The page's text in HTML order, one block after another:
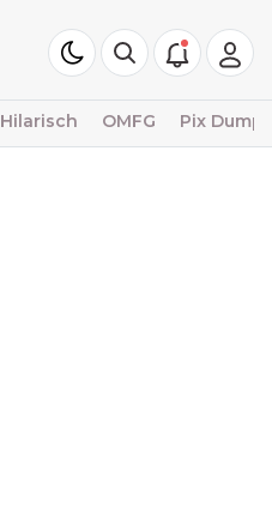
Hilarisch OMFG Pix Dump